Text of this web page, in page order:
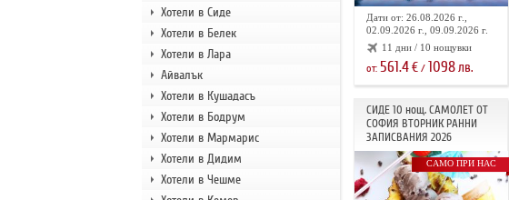
Хотели в Сиде
Хотели в Белек
Хотели в Лара
Айвалък
Хотели в Кушадасъ
Хотели в Бодрум
Хотели в Мармарис
Хотели в Дидим
Хотели в Чешме
Дати от: 26.08.2026 г.,
02.09.2026 г., 09.09.2026 г.
11 дни / 10 нощувки
от: 561.4€/ 1098лв.
СИДЕ 10 нощ. САМОЛЕТ ОТ
СОФИЯ ВТОРНИК РАННИ
ЗАПИСВАНИЯ 2026
САМО ПРИ НАС